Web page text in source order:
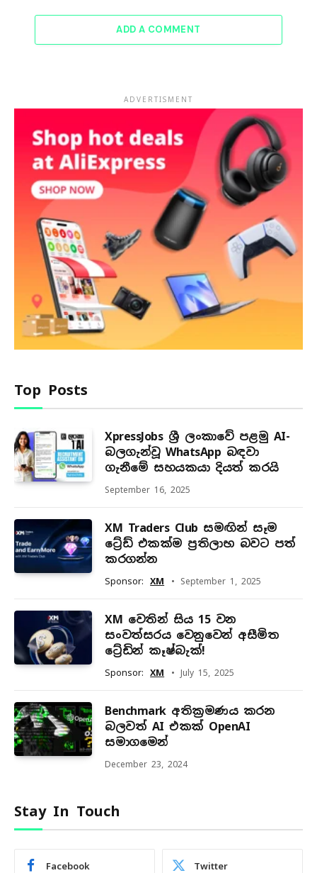
ADD A COMMENT
ADVERTISMENT
Top Posts
XpressJobs ශ්‍රී ලංකාවේ පළමු AI-
බලගැන්වූ WhatsApp බඳවා
ගැනීමේ සහයකයා දියත් කරයි
September 16, 2025
XM Traders Club සමඟින් සෑම
ට්‍රේඩ් එකක්ම ප්‍රතිලාභ බවට පත්
කරගන්න
Sponsor: XM September 1, 2025
XM වෙතින් සිය 15 වන
සංවත්සරය වෙනුවෙන් අසීමිත
ට්‍රේඩින් කෑෂ්බැක්!
Sponsor: XM July 15, 2025
Benchmark අතික්‍රමණය කරන
බලවත් AI එකක් OpenAI
සමාගමෙන්
December 23, 2024
Stay In Touch
Facebook Twitter